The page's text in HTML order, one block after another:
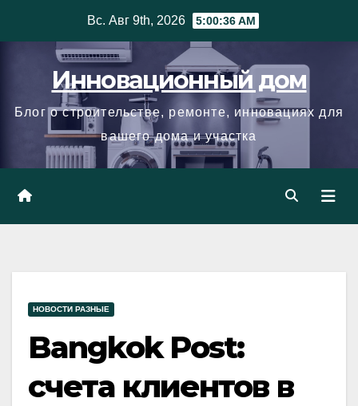
Вс. Авг 9th, 2026 5:00:37 AM
Инновационный дом
Блог о строительстве, ремонте, инновациях для
вашего дома и участка
НОВОСТИ РАЗНЫЕ
Bangkok Post:
счета клиентов в